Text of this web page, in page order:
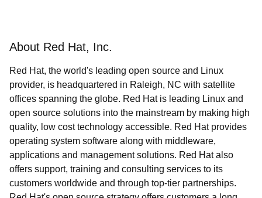
About Red Hat, Inc.
Red Hat, the world's leading open source and Linux
provider, is headquartered in Raleigh, NC with satellite
offices spanning the globe. Red Hat is leading Linux and
open source solutions into the mainstream by making high
quality, low cost technology accessible. Red Hat provides
operating system software along with middleware,
applications and management solutions. Red Hat also
offers support, training and consulting services to its
customers worldwide and through top-tier partnerships.